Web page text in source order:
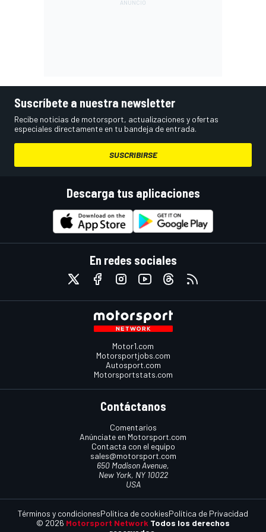
Suscríbete a nuestra newsletter
Recibe noticias de motorsport, actualizaciones y ofertas
especiales directamente en tu bandeja de entrada.
SUSCRIBIRSE
Descarga tus aplicaciones
En redes sociales
Motor1.com
Motorsportjobs.com
Autosport.com
Motorsportstats.com
Contáctanos
Comentarios
Anúnciate en Motorsport.com
Contacta con el equipo
sales@motorsport.com
650 Madison Avenue,
New York, NY 10022
USA
© 2026 Motorsport Network Todos los derechos
Términos y condicionesPolítica de cookiesPolítica de Privacidad